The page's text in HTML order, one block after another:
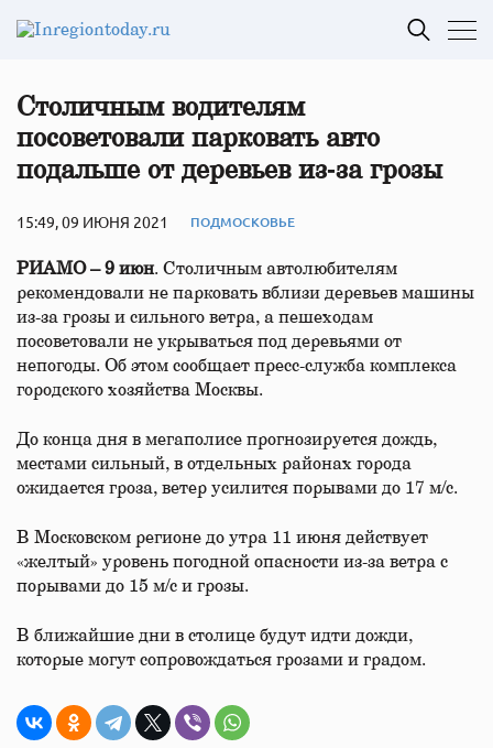
Столичным водителям
посоветовали парковать авто
подальше от деревьев из‑за грозы
15:49, 09 ИЮНЯ 2021 ПОДМОСКОВЬЕ
РИАМО – 9 июн. Столичным автолюбителям
рекомендовали не парковать вблизи деревьев машины
из-за грозы и сильного ветра, а пешеходам
посоветовали не укрываться под деревьями от
непогоды. Об этом сообщает пресс-служба комплекса
городского хозяйства Москвы.
До конца дня в мегаполисе прогнозируется дождь,
местами сильный, в отдельных районах города
ожидается гроза, ветер усилится порывами до 17 м/с.
В Московском регионе до утра 11 июня действует
«желтый» уровень погодной опасности из-за ветра с
порывами до 15 м/с и грозы.
В ближайшие дни в столице будут идти дожди,
которые могут сопровождаться грозами и градом.